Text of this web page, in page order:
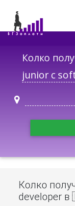
Колко
Колко
developer